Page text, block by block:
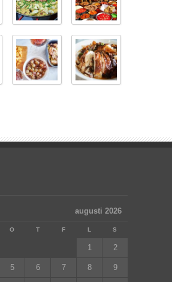
augusti 2026
O T F L S
1 2
5 6 7 8 9